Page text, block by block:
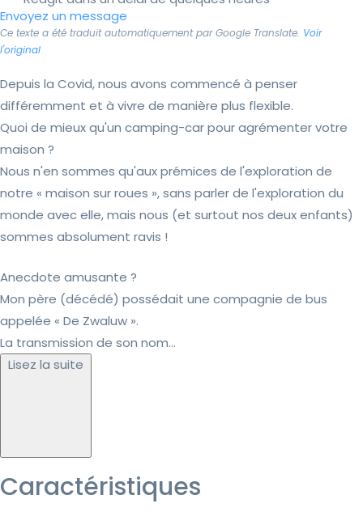
Envoyez un message
Ce texte a été traduit automatiquement par Google Translate. Voir
l'original
Depuis la Covid, nous avons commencé à penser
différemment et à vivre de manière plus flexible.
Quoi de mieux qu'un camping-car pour agrémenter votre
maison ?
Nous n'en sommes qu'aux prémices de l'exploration de
notre « maison sur roues », sans parler de l'exploration du
monde avec elle, mais nous (et surtout nos deux enfants)
sommes absolument ravis !
Anecdote amusante ?
Mon père (décédé) possédait une compagnie de bus
appelée « De Zwaluw ».
La transmission de son nom...
Lisez la suite
Caractéristiques